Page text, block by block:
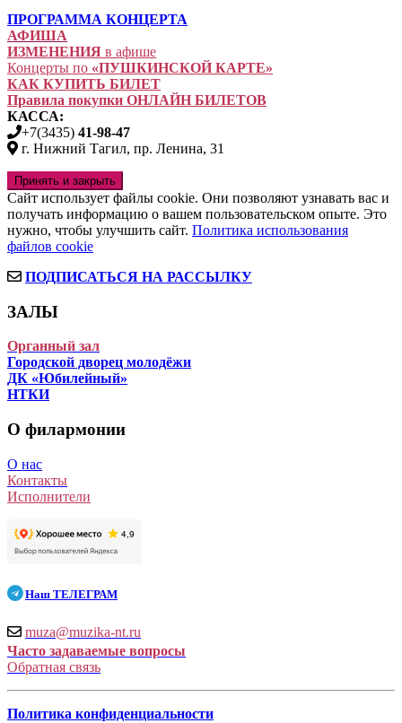
ПРОГРАММА КОНЦЕРТА
АФИША
ИЗМЕНЕНИЯ в афише
Концерты по «ПУШКИНСКОЙ КАРТЕ»
КАК КУПИТЬ БИЛЕТ
Правила покупки ОНЛАЙН БИЛЕТОВ
КАССА:
+7(3435) 41-98-47
г. Нижний Тагил, пр. Ленина, 31
Сайт использует файлы cookie. Они позволяют узнавать вас и
получать информацию о вашем пользовательском опыте. Это
нужно, чтобы улучшить сайт. Политика использования
файлов cookie
ПОДПИСАТЬСЯ НА РАССЫЛКУ
ЗАЛЫ
Органный зал
Городской дворец молодёжи
ДК «Юбилейный»
НТКИ
О филармонии
О нас
Контакты
Исполнители
Наш ТЕЛЕГРАМ
muza@muzika-nt.ru
Часто задаваемые вопросы
Обратная связь
Политика конфиденциальности